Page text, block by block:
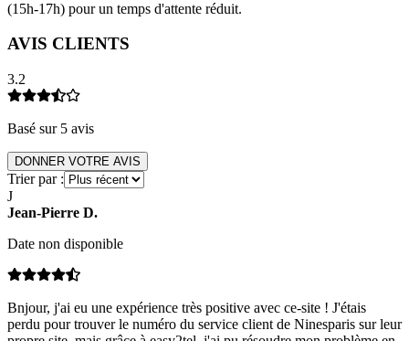
(15h-17h) pour un temps d'attente réduit.
AVIS CLIENTS
3.2
Basé sur 5 avis
DONNER VOTRE AVIS
Trier par :
J
Jean-Pierre D.
Date non disponible
Bnjour, j'ai eu une expérience très positive avec ce-site ! J'étais
perdu pour trouver le numéro du service client de Ninesparis sur leur